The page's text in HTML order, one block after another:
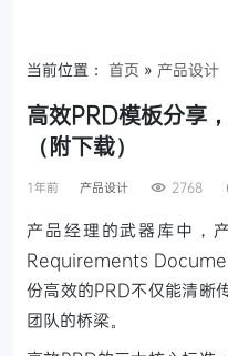
当前位置： 首页 » 产品设计
高效PRD模板分享
（附下载）
1年前 产品设计 2768
产品经理的武器库中，
Requirements
份高效的PRD不仅能清晰
团队的桥梁。